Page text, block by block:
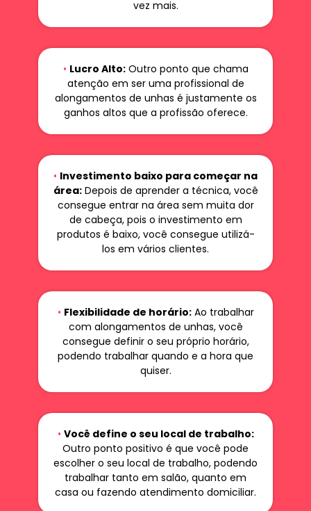
vez mais.
• Lucro Alto:Outro ponto que chama
atenção em ser uma profissional de
alongamentos de unhas é justamente os
ganhos altos que a profissão oferece.
• Investimento baixo para começar na
área:Depois de aprender a técnica, você
consegue entrar na área sem muita dor
de cabeça, pois o investimento em
produtos é baixo, você consegue utilizá-
los em vários clientes.
• Flexibilidade de horário:Ao trabalhar
com alongamentos de unhas, você
consegue definir o seu próprio horário,
podendo trabalhar quando e a hora que
quiser.
• Você define o seu local de trabalho:
Outro ponto positivo é que você pode
escolher o seu local de trabalho, podendo
trabalhar tanto em salão, quanto em
casa ou fazendo atendimento domiciliar.